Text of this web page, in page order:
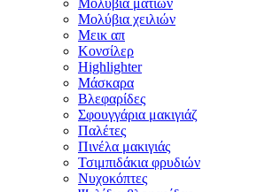
Μολύβια χειλιών
Μεικ απ
Κονσίλερ
Highlighter
Μάσκαρα
Βλεφαρίδες
Σφουγγάρια μακιγιάζ
Παλέτες
Πινέλα μακιγιάς
Τσιμπιδάκια φρυδιών
Νυχοκόπτες